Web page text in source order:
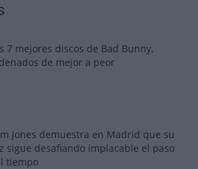
7 mejores discos de Bad Bunny,
de mejor a peor
Jones demuestra en Madrid que su
sigue desafiando implacable el paso
tiempo